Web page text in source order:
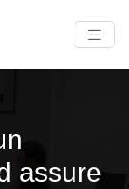
assure